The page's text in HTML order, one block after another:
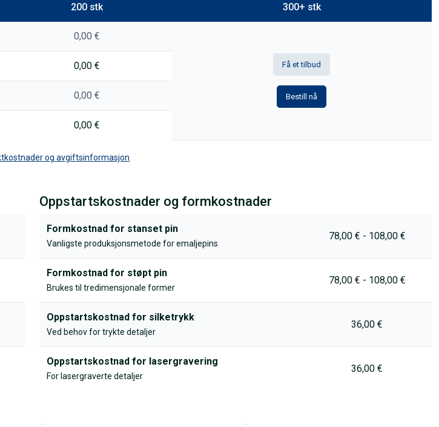
200 stk 300+ stk
0,00 €
Få et tilbud
Bestill nå
0,00 €
0,00 €
0,00 €
og avgiftsinformasjon
Oppstartskostnader og formkostnader
Formkostnad for stanset pin
Vanligste produksjonsmetode for emaljepins
78,00 € - 108,00 €
Formkostnad for støpt pin
Brukes til tredimensjonale former
78,00 € - 108,00 €
Oppstartskostnad for silketrykk
Ved behov for trykte detaljer
36,00 €
Oppstartskostnad for lasergravering
For lasergraverte detaljer
36,00 €